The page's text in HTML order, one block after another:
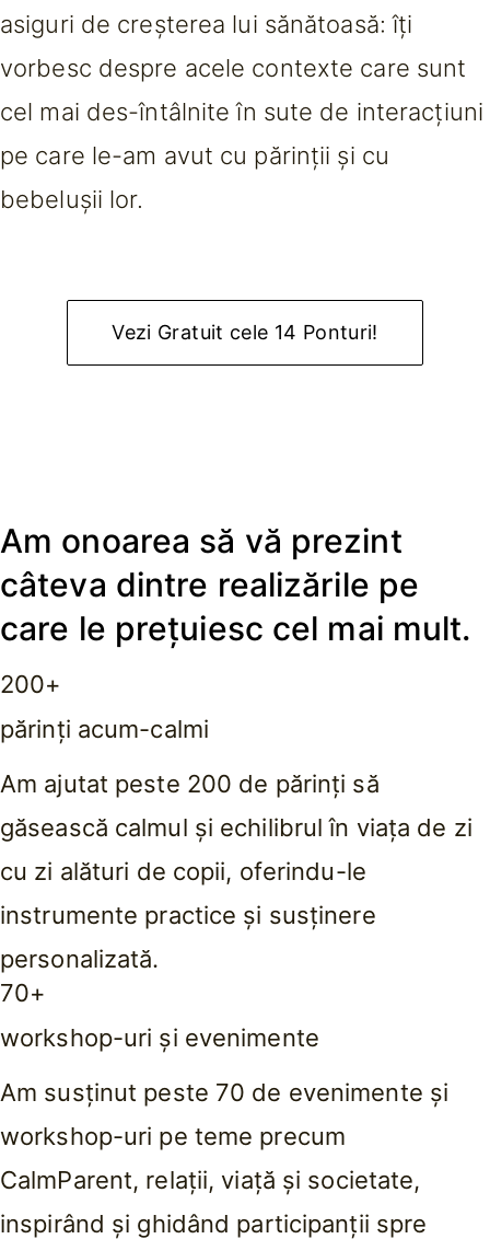
asiguri de creșterea lui sănătoasă: îți
vorbesc despre acele contexte care sunt
cel mai des-întâlnite în sute de interacțiuni
pe care le-am avut cu părinții și cu
bebelușii lor.
Vezi Gratuit cele 14 Ponturi!
Am onoarea să vă prezint
câteva dintre realizările pe
care le prețuiesc cel mai mult.
200+
părinți acum-calmi
Am ajutat peste 200 de părinți să
găsească calmul și echilibrul în viața de zi
cu zi alături de copii, oferindu-le
instrumente practice și susținere
personalizată.
70+
workshop-uri și evenimente
Am susținut peste 70 de evenimente și
workshop-uri pe teme precum
CalmParent, relații, viață și societate,
inspirând și ghidând participanții spre